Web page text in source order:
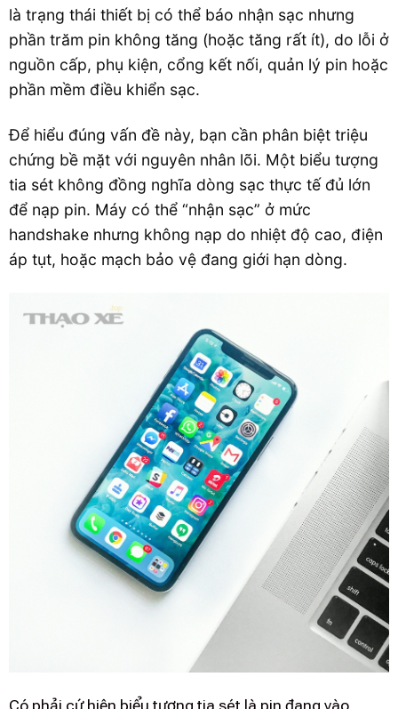
là trạng thái thiết bị có thể báo nhận sạc nhưng
phần trăm pin không tăng (hoặc tăng rất ít), do lỗi ở
nguồn cấp, phụ kiện, cổng kết nối, quản lý pin hoặc
phần mềm điều khiển sạc.
Để hiểu đúng vấn đề này, bạn cần phân biệt triệu
chứng bề mặt với nguyên nhân lõi. Một biểu tượng
tia sét không đồng nghĩa dòng sạc thực tế đủ lớn
để nạp pin. Máy có thể “nhận sạc” ở mức
handshake nhưng không nạp do nhiệt độ cao, điện
áp tụt, hoặc mạch bảo vệ đang giới hạn dòng.